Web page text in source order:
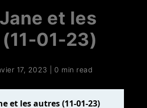
et les
01-23)
17, 2023 0 min read